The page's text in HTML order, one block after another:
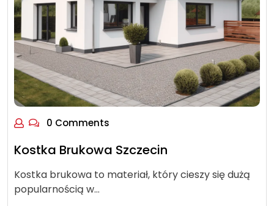
0 Comments
Kostka Brukowa Szczecin
Kostka brukowa to materiał, który cieszy się dużą
popularnością w…